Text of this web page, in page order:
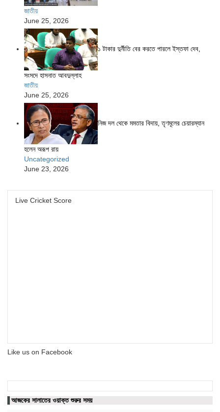
জাতীয়
June 25, 2026
১ টাকার দুর্নীতি বের করতে পারলে ইস্তফা দেব,
সংসদে হাসনাত আবদুল্লাহ
জাতীয়
June 25, 2026
নিজ দল থেকে মমতার বিদায়, তৃণমূলের চেয়ারম্যান
হলেন অরূপ রায়
Uncategorized
June 23, 2026
Live Cricket Score
Like us on Facebook
আজকের সালাতের ওয়াক্ত শুরুর সময়